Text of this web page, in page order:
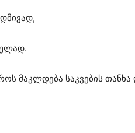
მაკლდება საკვების თანხა